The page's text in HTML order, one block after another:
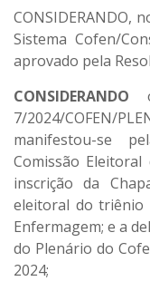
CONSIDERANDO,
Sistema Cofen/
aprovado pela
CONSIDERANDO
7/2024/COFEN/
manifestou-se
Comissão
inscrição da
eleitoral do triênio
Enfermagem; e a
do Plenário do
2024;